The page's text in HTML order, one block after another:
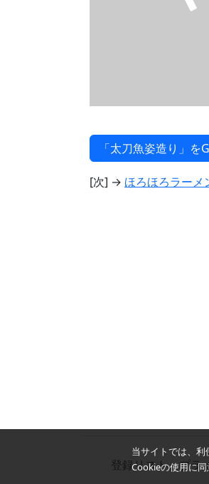
[次] → ほろほろラーメ
当サイトでは、利
Cookieの使用に
登録リスト プラ